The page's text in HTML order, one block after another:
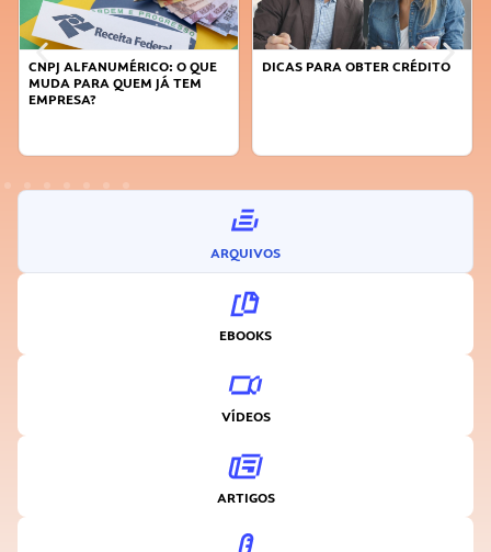
DICAS PARA OBTER CRÉDITO
FAÇA A DIFERENÇA: SEJA
ARQUIVOS
EBOOKS
VÍDEOS
ARTIGOS